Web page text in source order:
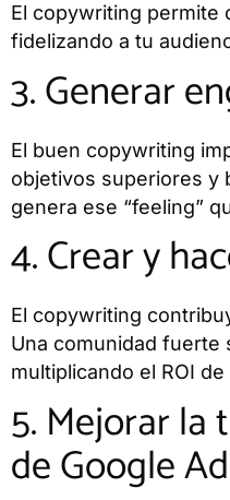
El copywriting permite
fidelizando a tu
3. Generar
El buen copywriting
objetivos superiores y
genera ese “feeling”
4. Crear y
El copywriting
Una comunidad
multiplicando el ROI
5. Mejorar la
de Google